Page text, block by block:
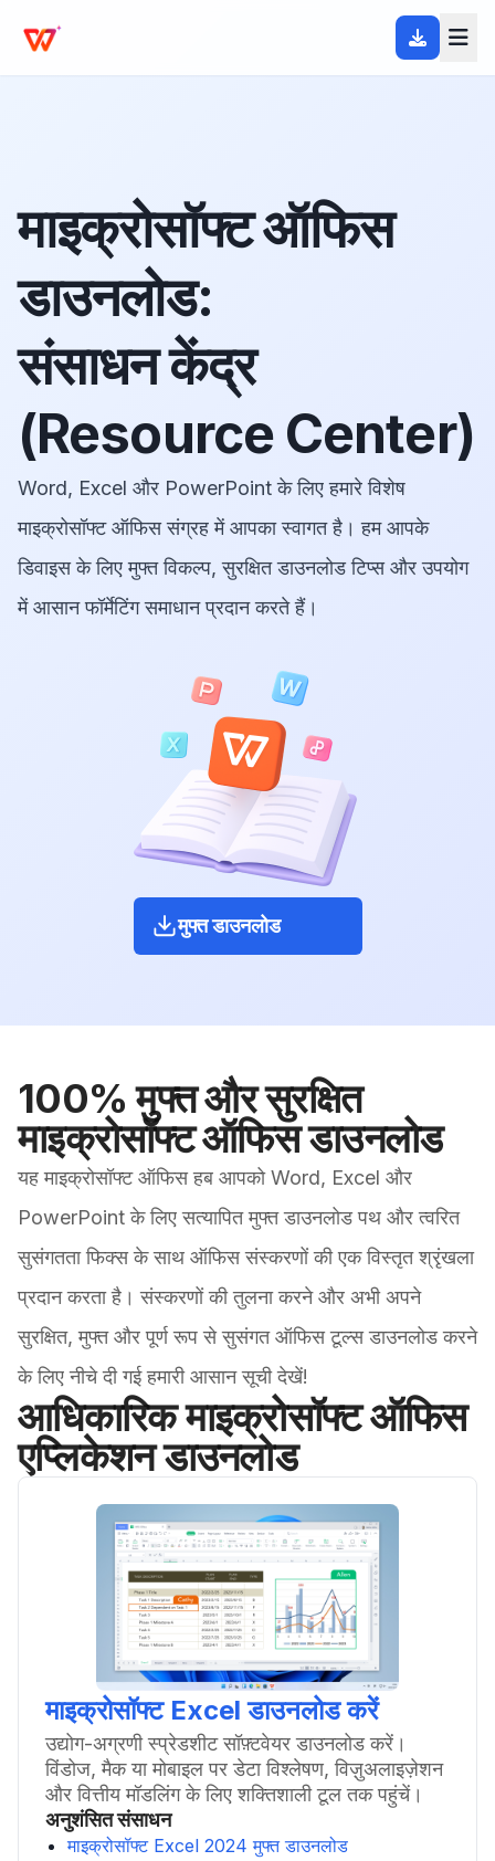
माइक्रोसॉफ्ट ऑफिस
डाउनलोड:
संसाधन केंद्र
(Resource Center)
Word, Excel और PowerPoint के लिए हमारे विशेष
माइक्रोसॉफ्ट ऑफिस संग्रह में आपका स्वागत है। हम आपके
डिवाइस के लिए मुफ्त विकल्प, सुरक्षित डाउनलोड टिप्स और उपयोग
में आसान फॉर्मेटिंग समाधान प्रदान करते हैं।
मुफ्त डाउनलोड
100% मुफ्त और सुरक्षित
माइक्रोसॉफ्ट ऑफिस डाउनलोड
यह माइक्रोसॉफ्ट ऑफिस हब आपको Word, Excel और
PowerPoint के लिए सत्यापित मुफ्त डाउनलोड पथ और त्वरित
सुसंगतता फिक्स के साथ ऑफिस संस्करणों की एक विस्तृत श्रृंखला
प्रदान करता है। संस्करणों की तुलना करने और अभी अपने
सुरक्षित, मुफ्त और पूर्ण रूप से सुसंगत ऑफिस टूल्स डाउनलोड करने
के लिए नीचे दी गई हमारी आसान सूची देखें!
आधिकारिक माइक्रोसॉफ्ट ऑफिस
एप्लिकेशन डाउनलोड
माइक्रोसॉफ्ट Excel डाउनलोड करें
उद्योग-अग्रणी स्प्रेडशीट सॉफ़्टवेयर डाउनलोड करें।
विंडोज, मैक या मोबाइल पर डेटा विश्लेषण, विज़ुअलाइज़ेशन
और वित्तीय मॉडलिंग के लिए शक्तिशाली टूल तक पहुंचें।
अनुशंसित संसाधन
माइक्रोसॉफ्ट Excel 2024 मुफ्त डाउनलोड